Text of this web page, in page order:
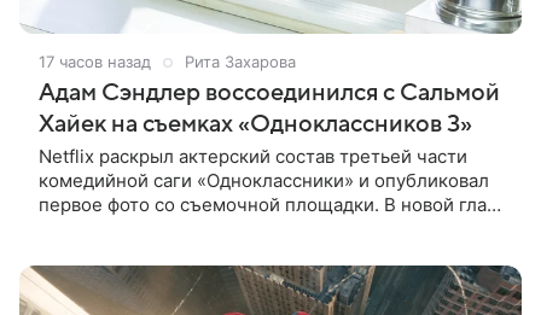
17 часов назад Рита Захарова
Адам Сэндлер воссоединился с Сальмой
Хайек на съемках «Одноклассников 3»
Netflix раскрыл актерский состав третьей части
комедийной саги «Одноклассники» и опубликовал
первое фото со съемочной площадки. В новой главе